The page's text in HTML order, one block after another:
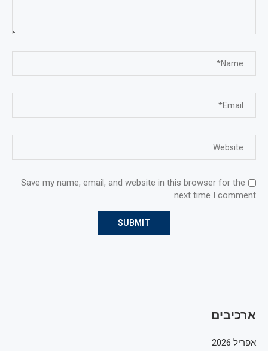
Save my name, email, and website in this browser for the
next time I comment.
ארכיבים
אפריל 2026